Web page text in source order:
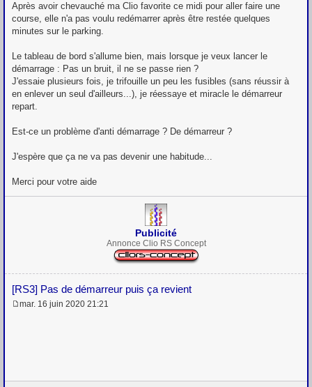
a
g
e
Après avoir chevauché ma Clio favorite ce midi pour aller faire une
course, elle n'a pas voulu redémarrer après être restée quelques
minutes sur le parking.
Le tableau de bord s'allume bien, mais lorsque je veux lancer le
démarrage : Pas un bruit, il ne se passe rien ?
J'essaie plusieurs fois, je trifouille un peu les fusibles (sans réussir à
en enlever un seul d'ailleurs...), je réessaye et miracle le démarreur
repart.
Est-ce un problème d'anti démarrage ? De démarreur ?
J'espère que ça ne va pas devenir une habitude...
Merci pour votre aide
Publicité
Annonce Clio RS Concept
[RS3] Pas de démarreur puis ça revient
mar. 16 juin 2020 21:21